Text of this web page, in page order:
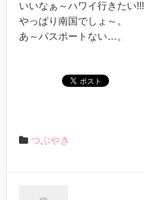
いいなぁ～ハワイ行きたい!!!
やっぱり南国でしょ～。
あ～パスポートない…。
つぶやき